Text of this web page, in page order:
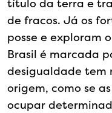
título da terra e
de fracos. Já os
posse e exploram
Brasil é marcada
desigualdade tem
origem, como se
ocupar